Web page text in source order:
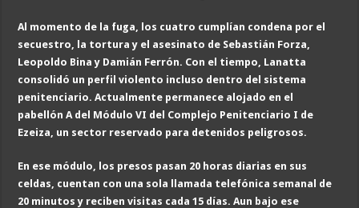
Al momento de la fuga, los cuatro cumplían condena por el
secuestro, la tortura y el asesinato de Sebastián Forza,
Leopoldo Bina y Damián Ferrón. Con el tiempo, Lanatta
consolidó un perfil violento incluso dentro del sistema
penitenciario. Actualmente permanece alojado en el
pabellón A del Módulo VI del Complejo Penitenciario I de
Ezeiza, un sector reservado para detenidos peligrosos.
En ese módulo, los presos pasan 20 horas diarias en sus
celdas, cuentan con una sola llamada telefónica semanal de
20 minutos y reciben visitas cada 15 días. Aun bajo ese